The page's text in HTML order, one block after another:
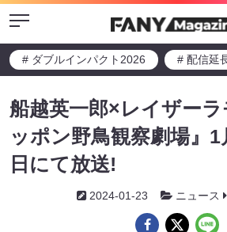
Menu
# ダブルインパクト2026 # 配信延
船越英一郎×レイザー
ッポン野鳥観察劇場』1
日にて放送!
2024-01-23 ニュース